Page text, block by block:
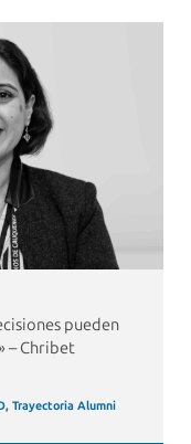
pueden
– Chribet
, Trayectoria Alumni